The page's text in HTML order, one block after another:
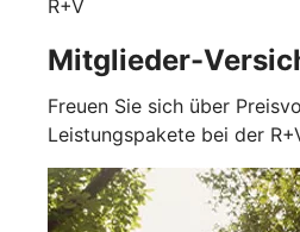
R+V
Mitglieder-
Freuen Sie sich über
Leistungspakete bei der